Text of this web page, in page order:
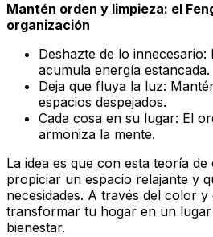
Mantén orden y limpieza: el
organización
Deshazte de lo
acumula energía estancada.
Deja que fluya la luz:
espacios despejados.
Cada cosa en su lugar: El
armoniza la mente.
La idea es que con esta teoría
propiciar un espacio relajante y
necesidades. A través del color
transformar tu hogar en un
bienestar.